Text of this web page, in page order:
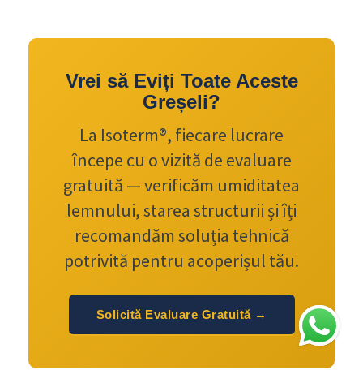
Vrei să Eviți Toate Aceste
Greșeli?
La Isoterm®, fiecare lucrare
începe cu o vizită de evaluare
gratuită — verificăm umiditatea
lemnului, starea structurii și îți
recomandăm soluția tehnică
potrivită pentru acoperișul tău.
Solicită Evaluare Gratuită →